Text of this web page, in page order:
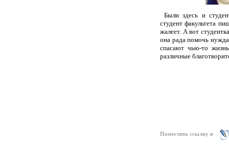
Были здесь и
студент факультета
жалеет. А вот
она рада помочь
спасают чью-то
различные
Поместить ссылку в